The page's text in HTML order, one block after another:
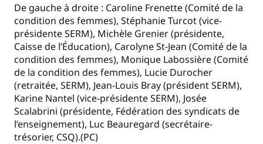
De gauche à droite : Caroline Frenette (Comité de la
condition des femmes), Stéphanie Turcot (vice-
présidente SERM), Michèle Grenier (présidente,
Caisse de l’Éducation), Carolyne St-Jean (Comité de la
condition des femmes), Monique Labossière (Comité
de la condition des femmes), Lucie Durocher
(retraitée, SERM), Jean-Louis Bray (président SERM),
Karine Nantel (vice-présidente SERM), Josée
Scalabrini (présidente, Fédération des syndicats de
l’enseignement), Luc Beauregard (secrétaire-
trésorier, CSQ).(PC)